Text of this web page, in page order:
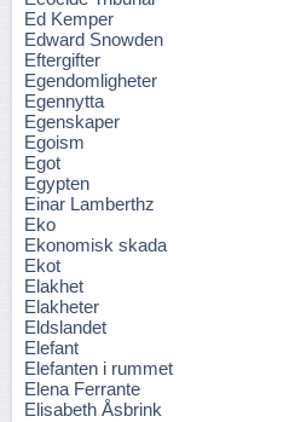
Ed Kemper
Edward Snowden
Eftergifter
Egendomligheter
Egennytta
Egenskaper
Egoism
Egot
Egypten
Einar Lamberthz
Eko
Ekonomisk skada
Ekot
Elakhet
Elakheter
Eldslandet
Elefant
Elefanten i rummet
Elena Ferrante
Elisabeth Åsbrink